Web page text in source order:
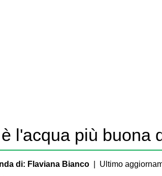
l'acqua più buona
di: Flaviana Bianco | Ultimo